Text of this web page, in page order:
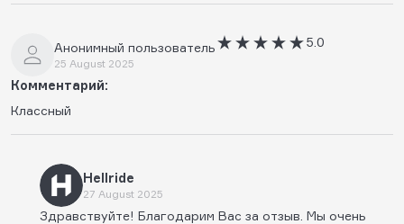
Анонимный пользователь
25 August 2025
5.0
Комментарий:
Классный
Hellride
27 August 2025
Здравствуйте! Благодарим Вас за отзыв. Мы очень